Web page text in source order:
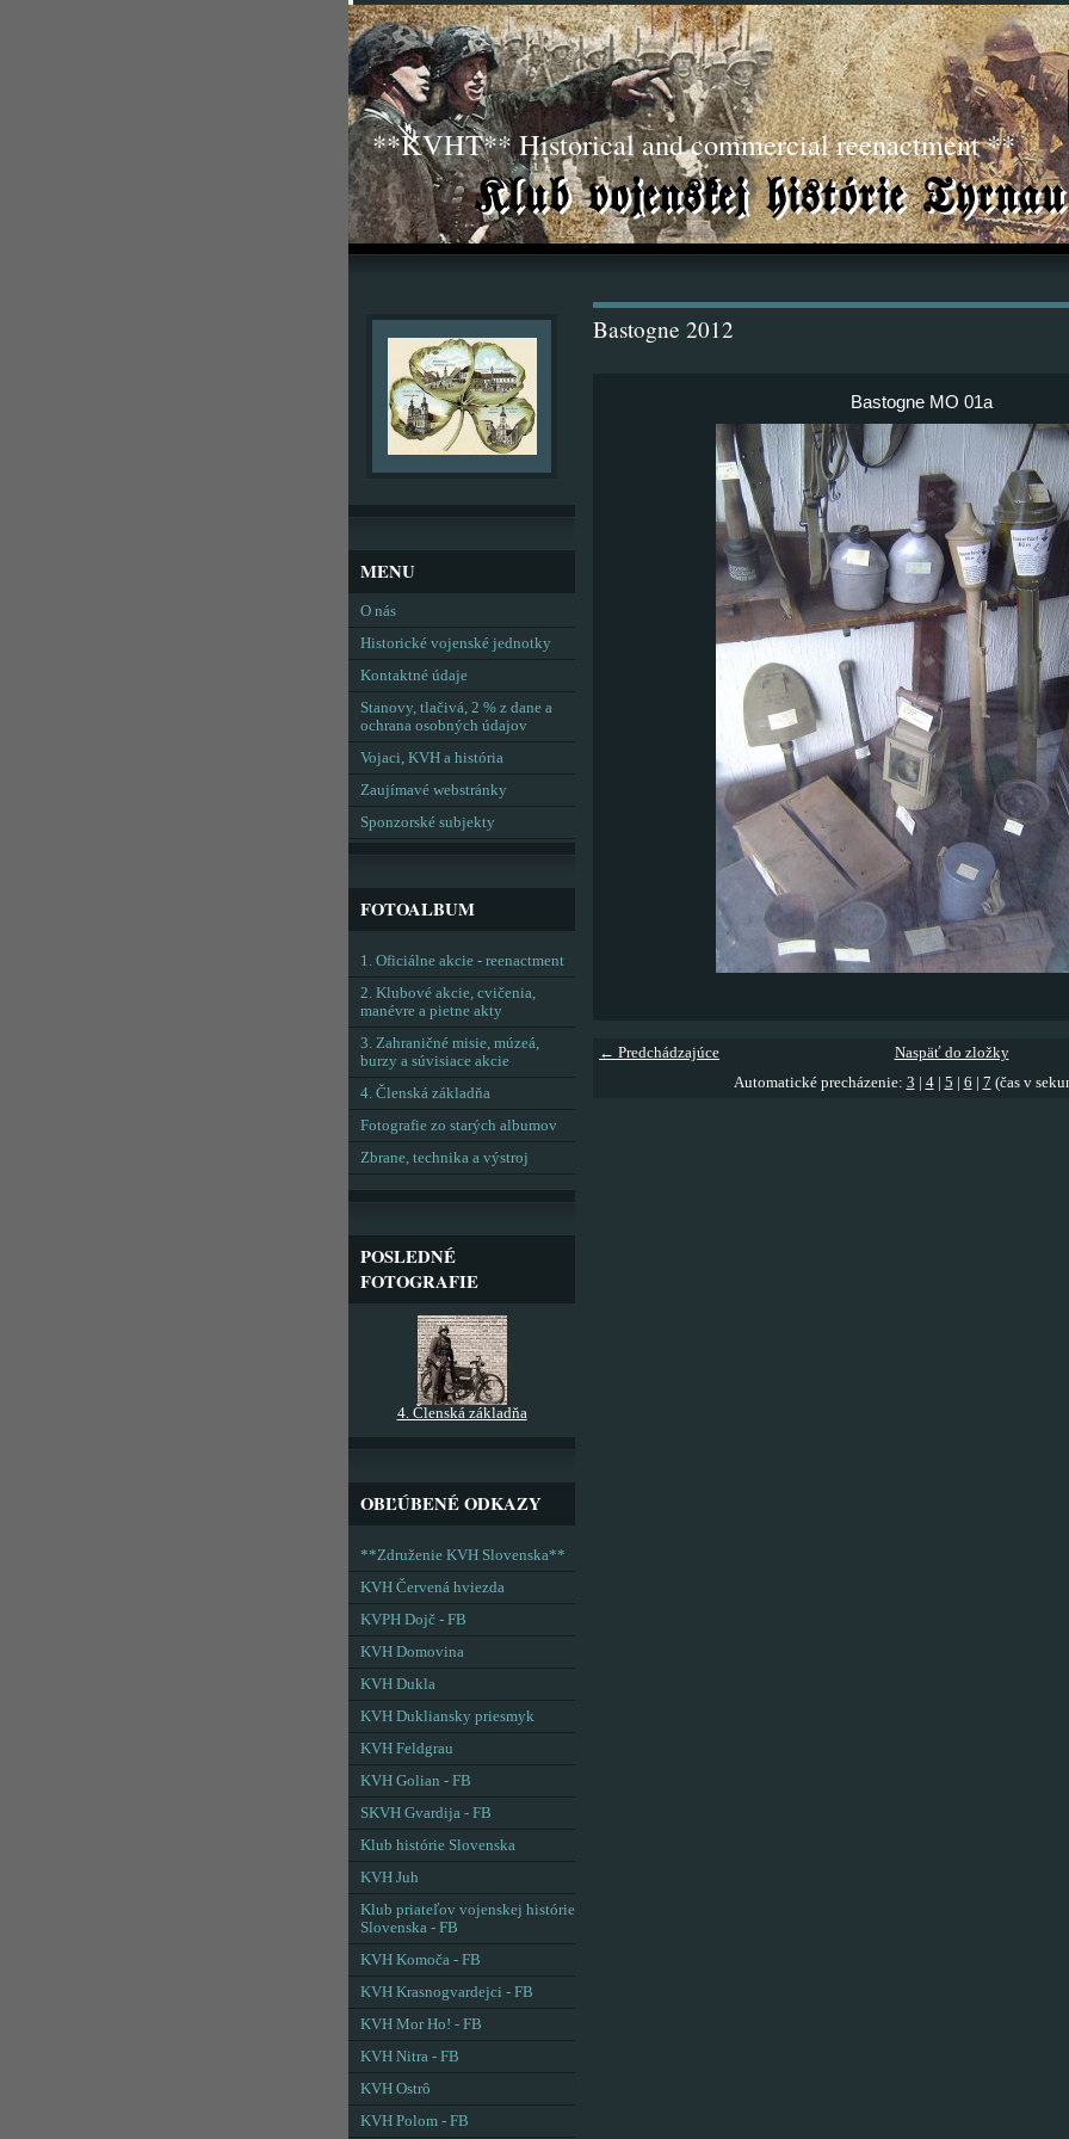
**KVHT** Historical and commercial reenactment **
Bastogne 2012
Bastogne MO 01a
← Predchádzajúce
Naspäť do zložky
Automatické precházenie: 3 4| 5 6 7 (čas v
MENU
O nás
Historické vojenské jednotky
Kontaktné údaje
Stanovy, tlačivá, 2 % z dane a
ochrana osobných údajov
Vojaci, KVH a história
Zaujímavé webstránky
Sponzorské subjekty
FOTOALBUM
1. Oficiálne akcie - reenactment
2. Klubové akcie, cvičenia,
manévre a pietne akty
3. Zahraničné misie, múzeá,
burzy a súvisiace akcie
4. Členská základňa
Fotografie zo starých albumov
Zbrane, technika a výstroj
POSLEDNÉ
FOTOGRAFIE
4. Členská základňa
OBĽÚBENÉ ODKAZY
**Združenie KVH Slovenska**
KVH Červená hviezda
KVPH Dojč - FB
KVH Domovina
KVH Dukla
KVH Dukliansky priesmyk
KVH Feldgrau
KVH Golian - FB
SKVH Gvardija - FB
Klub histórie Slovenska
KVH Juh
Klub priateľov vojenskej histórie
Slovenska - FB
KVH Komoča - FB
KVH Krasnogvardejci - FB
KVH Mor Ho! - FB
KVH Nitra - FB
KVH Ostrô
KVH Polom - FB